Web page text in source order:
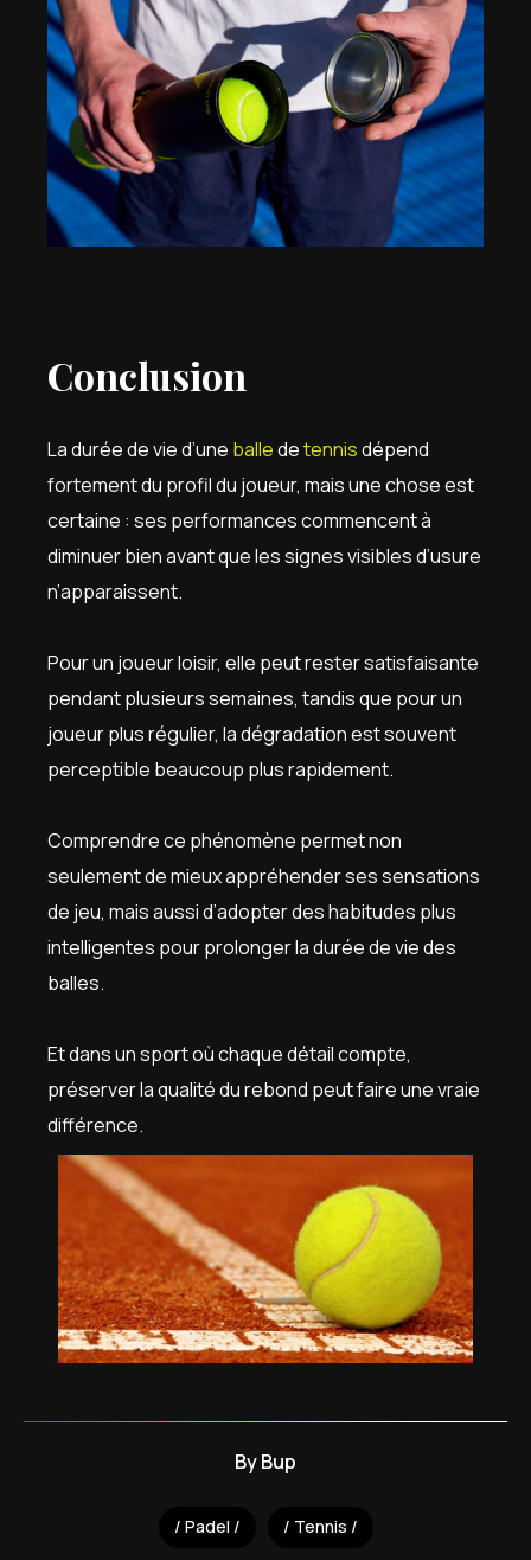
Conclusion
La durée de vie d’une balledetennisdépend
fortement du profil du joueur, mais une chose est
certaine : ses performances commencent à
diminuer bien avant que les signes visibles d’usure
n’apparaissent.
Pour un joueur loisir, elle peut rester satisfaisante
pendant plusieurs semaines, tandis que pour un
joueur plus régulier, la dégradation est souvent
perceptible beaucoup plus rapidement.
Comprendre ce phénomène permet non
seulement de mieux appréhender ses sensations
de jeu, mais aussi d’adopter des habitudes plus
intelligentes pour prolonger la durée de vie des
balles.
Et dans un sport où chaque détail compte,
préserver la qualité du rebond peut faire une vraie
différence.
ByBup
Padel Tennis